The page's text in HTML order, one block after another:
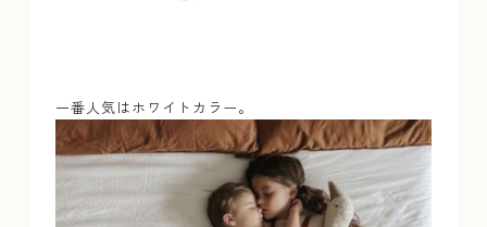
一番人気はホワイトカラー。